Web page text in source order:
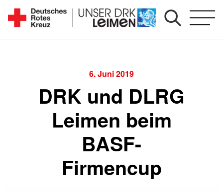
Zum
Inhalt
springen
1892
6. Juni 2019
DRK und DLRG
Leimen beim
BASF-
Firmencup